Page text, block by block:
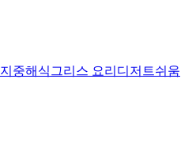
지중해식 그리스 요리 디저트쉬움